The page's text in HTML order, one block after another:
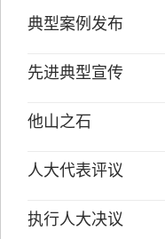
典型案例发布
先进典型宣传
他山之石
人大代表评议
执行人大决议